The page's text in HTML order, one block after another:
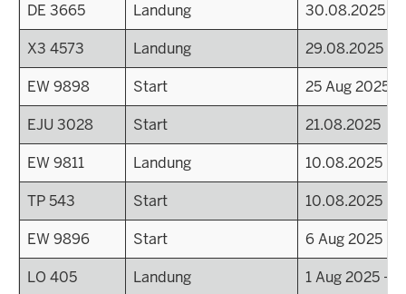
DE 3665
Landung
30.08.2025
X3 4573
Landung
29.08.2025
EW 9898
Start
25 Aug 2025 -
EJU 3028
Start
21.08.2025
EW 9811
Landung
10.08.2025
TP 543
Start
10.08.2025
EW 9896
Start
6 Aug 2025 -
LO 405
Landung
1 Aug 2025 -